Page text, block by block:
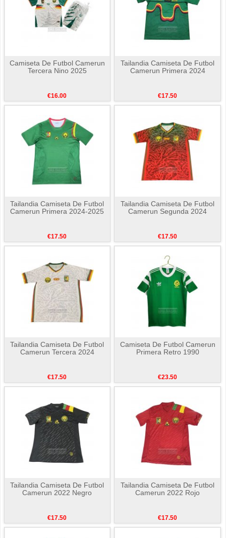
Camiseta De Futbol Camerun
Tercera Nino 2025
€16.00
Tailandia Camiseta De Futbol
Camerun Primera 2024
€17.50
Tailandia Camiseta De Futbol
Camerun Primera 2024-2025
€17.50
Tailandia Camiseta De Futbol
Camerun Segunda 2024
€17.50
Tailandia Camiseta De Futbol
Camerun Tercera 2024
€17.50
Camiseta De Futbol Camerun
Primera Retro 1990
€23.50
Tailandia Camiseta De Futbol
Camerun 2022 Negro
€17.50
Tailandia Camiseta De Futbol
Camerun 2022 Rojo
€17.50